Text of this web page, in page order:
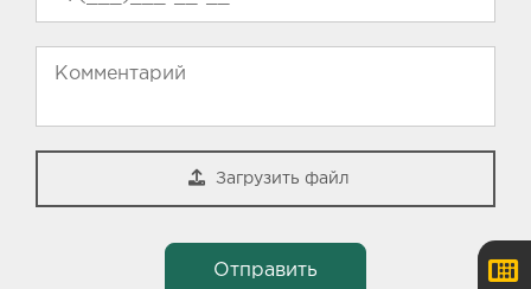
Загрузить файл